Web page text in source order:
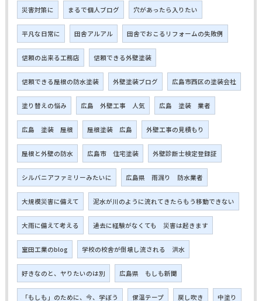
災害対策に まるで個人ブログ 穴があったら入りたい
平凡な日常に 田舎アルアル 田舎でおこるリフォームの失敗例
信頼の出来る工務店 信頼できる外壁塗装
信頼できる屋根の防水塗装 外壁塗装ブログ 広島市西区の塗装会社
塗り替えの悩み 広島 外壁工事 人気 広島 塗装 業者
広島 塗装 屋根 屋根塗装 広島 外壁工事の見積もり
屋根と外壁の防水 広島市 住宅塗装 外壁診断士検定登録証
シルバニアファミリーみたいに 広島県 雨漏り 防水業者
大規模災害に備えて 泥水が川のように流れてきたらもう移動できない
大雨に備えて考える 過去に経験がなくても 災害は起きます
室田工業のblog 学校の校舎が倒壊し流される 洪水
好きなのと、ヤりたいのは別 広島県 もしも新聞
「もしも」のために、今、学ぼう 保温テープ 戻し吹き 中塗り